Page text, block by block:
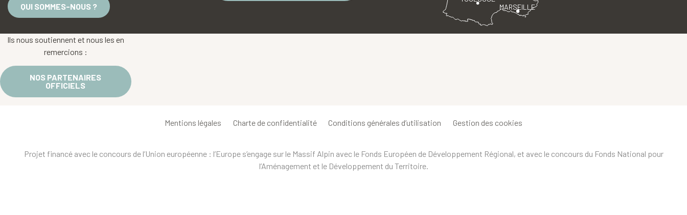
QUI SOMMES-NOUS ?
MARSEILLE
Ils nous soutiennent et nous les en
remercions :
NOS PARTENAIRES
OFFICIELS
Mentions légales Charte de confidentialité Conditions générales d’utilisation Gestion des cookies
Projet financé avec le concours de l’Union européenne : l’Europe s’engage sur le Massif Alpin avec le Fonds Européen de Développement Régional, et avec le concours du Fonds National pour
l’Aménagement et le Développement du Territoire.